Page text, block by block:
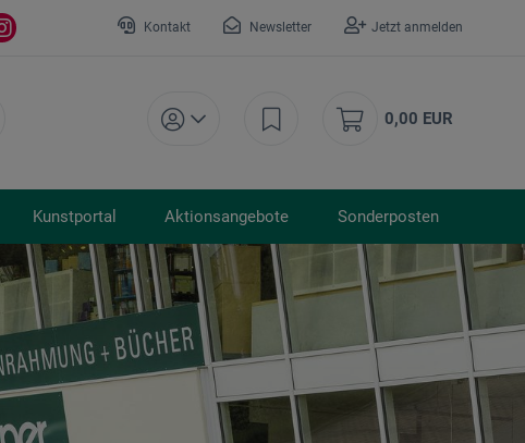
Kontakt Newsletter Jetzt anmelden
0,00 EUR
Kunstportal Aktionsangebote Sonderposten